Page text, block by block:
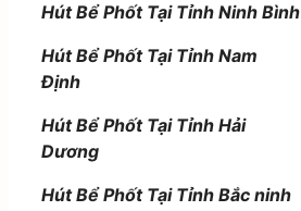
Hút Bể Phốt Tại Tỉnh Ninh Bình
Hút Bể Phốt Tại Tỉnh Nam
Định
Hút Bể Phốt Tại Tỉnh Hải
Dương
Hút Bể Phốt Tại Tỉnh Bắc ninh